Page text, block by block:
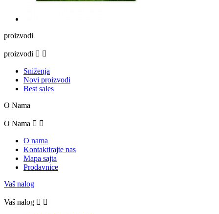
proizvodi
proizvodi  
Sniženja
Novi proizvodi
Best sales
O Nama
O Nama  
O nama
Kontaktirajte nas
Mapa sajta
Prodavnice
Vaš nalog
Vaš nalog  